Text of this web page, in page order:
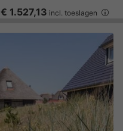
€ 1.527,13 incl. toeslagen